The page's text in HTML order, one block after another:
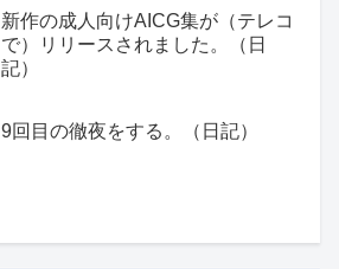
新作の成人向けAICG集が（テレコ
で）リリースされました。（日
記）
9回目の徹夜をする。（日記）